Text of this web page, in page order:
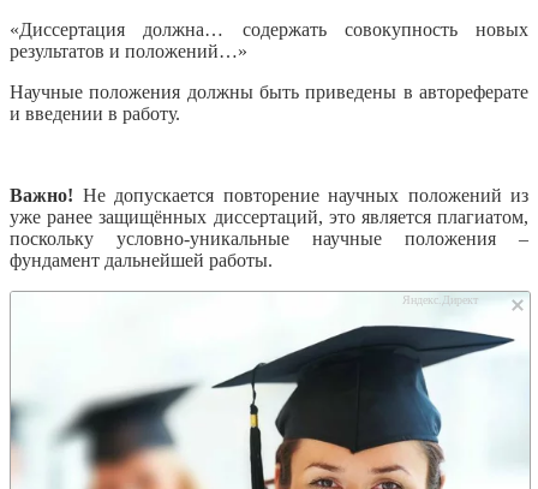
«Диссертация должна… содержать совокупность новых
результатов и положений…»
Научные положения должны быть приведены в автореферате
и введении в работу.
Важно! Не допускается повторение научных положений из
уже ранее защищённых диссертаций, это является плагиатом,
поскольку условно-уникальные научные положения –
фундамент дальнейшей работы.
Яндекс.Директ